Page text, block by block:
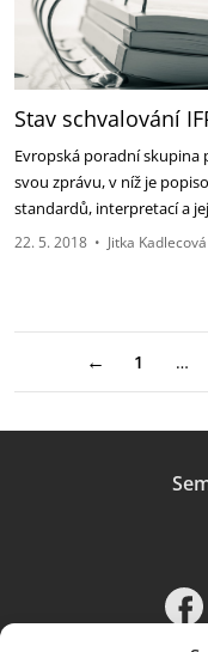
Stav schvalování
Evropská poradní skupina
svou zprávu, v níž je
standardů, interpretací a
22. 5. 2018 • Jitka Kadlecová
← 1 …